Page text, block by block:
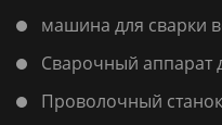
машина для сварки
Сварочный аппарат
Проволочный станок